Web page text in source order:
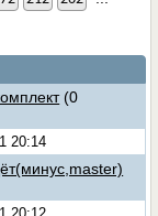
(0
20:14